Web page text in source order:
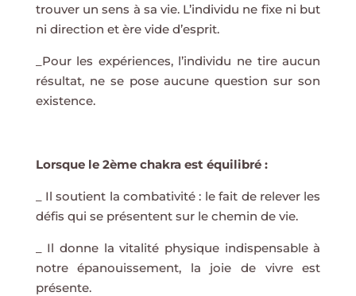
trouver un sens à sa vie. L’individu ne fixe ni but
ni direction et ère vide d’esprit.
_Pour les expériences, l’individu ne tire aucun
résultat, ne se pose aucune question sur son
existence.
Lorsque le 2ème chakra est équilibré :
_ Il soutient la combativité : le fait de relever les
défis qui se présentent sur le chemin de vie.
_ Il donne la vitalité physique indispensable à
notre épanouissement, la joie de vivre est
présente.